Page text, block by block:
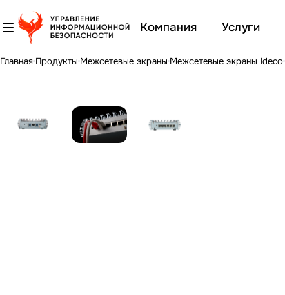
Компания Услуги
Главная Продукты Межсетевые экраны Межсетевые экраны Ideco